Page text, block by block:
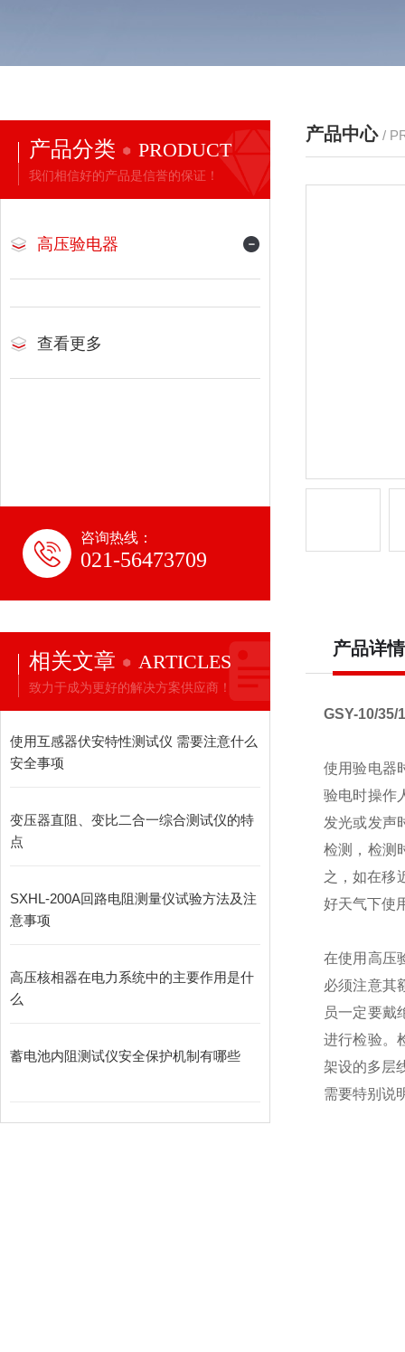
产品分类 PRODUCT
我们相信好的产品是信誉的保证！
高压验电器
查看更多
咨询热线：
021-56473709
相关文章 ARTICLES
致力于成为更好的解决方案供应商！
使用互感器伏安特性测试仪 需要注意什么
安全事项
变压器直阻、变比二合一综合测试仪的特
点
SXHL-200A回路电阻测量仪试验方法及注
意事项
高压核相器在电力系统中的主要作用是什
么
蓄电池内阻测试仪安全保护机制有哪些
产品中心 /
产品详情
GSY-10/35/
使用验电器
验电时操作
发光或发声
检测，检测
之，如在移
好天气下使
在使用高压
必须注意其
员一定要戴
进行检验。
架设的多层
需要特别说